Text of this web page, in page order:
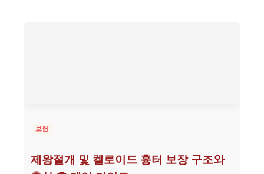
보험
제왕절개 및 켈로이드 흉터 보장 구조와